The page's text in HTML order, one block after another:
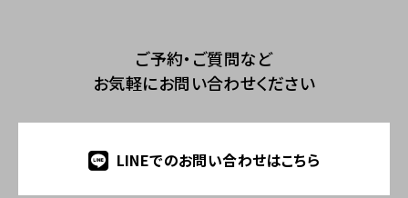
ご予約・ご質問など
お気軽にお問い合わせください
LINEでのお問い合わせはこちら